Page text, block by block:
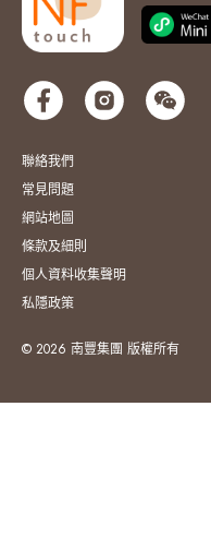
聯絡我們
常見問題
網站地圖
條款及細則
個人資料收集聲明
私隱政策
© 2026 南豐集團 版權所有